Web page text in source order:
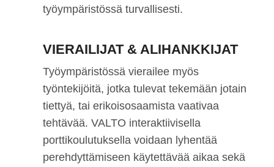
työympäristössä turvallisesti.
VIERAILIJAT & ALIHANKKIJAT
Työympäristössä vierailee myös
työntekijöitä, jotka tulevat tekemään jotain
tiettyä, tai erikoisosaamista vaativaa
tehtävää. VALTO interaktiivisella
porttikoulutuksella voidaan lyhentää
perehdyttämiseen käytettävää aikaa sekä